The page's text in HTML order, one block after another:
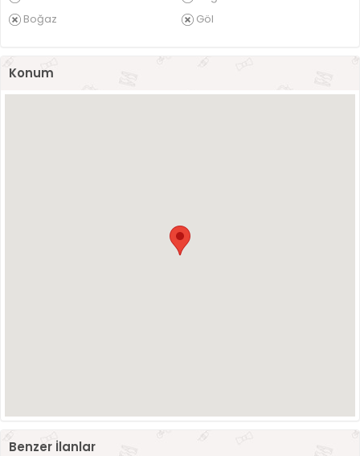
Boğaz
Göl
Konum
Benzer İlanlar